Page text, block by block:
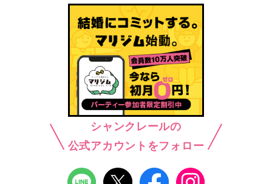
シャンクレールの
公式アカウントをフォロー